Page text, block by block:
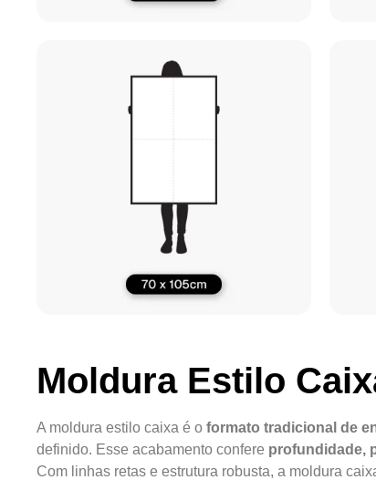
Moldura Estilo
A moldura estilo caixa é o formato tradicional de
definido. Esse acabamento confere profundidade,
Com linhas retas e estrutura robusta, a moldura